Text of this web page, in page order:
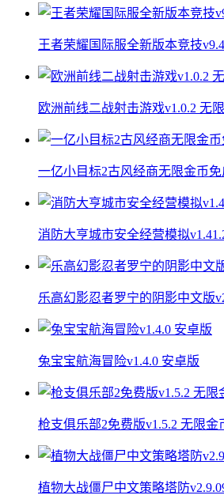
王者荣耀国际服全新版本竞技
欧洲前线二战射击游戏v1.0.2 无
一亿小目标2古风经商无限金币
消防大亨城市安全经营模拟
乐高幻影忍者罗宁的阴影中文版
兔宝宝航海冒险v1.4.0 安卓版
枪支俱乐部2免费版v1.5.2 无限金
植物大战僵尸中文策略塔防